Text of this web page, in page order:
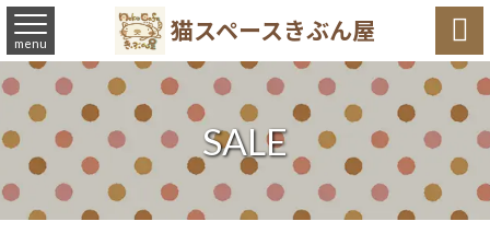
猫スペースきぶん屋
menu 
SALE